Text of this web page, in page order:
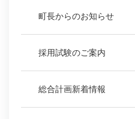
町長からのお知らせ
採用試験のご案内
総合計画新着情報